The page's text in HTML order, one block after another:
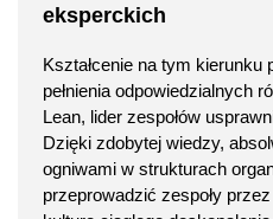
eksperckich
Kształcenie na tym kierunku
pełnienia odpowiedzialnych
Lean, lider zespołów
Dzięki zdobytej wiedzy,
ogniwami w strukturach
przeprowadzić zespoły